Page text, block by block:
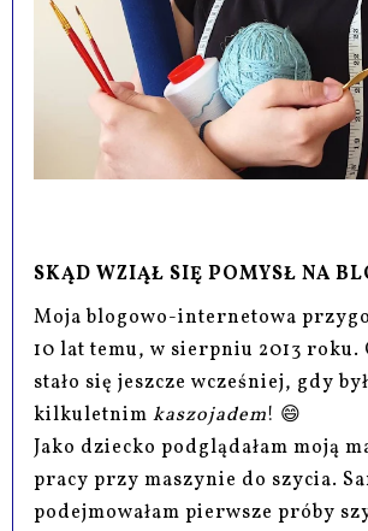
SKĄD WZIĄŁ SIĘ POMYSŁ NA
Moja blogowo-internetowa
10 lat temu, w sierpniu 2013 roku.
stało się jeszcze wcześniej, gdy
kilkuletnimkaszojadem! 😄
Jako dziecko podglądałam moją
pracy przy maszynie do szycia.
podejmowałam pierwsze próby